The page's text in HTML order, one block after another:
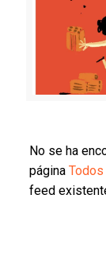
No se ha
página
feed